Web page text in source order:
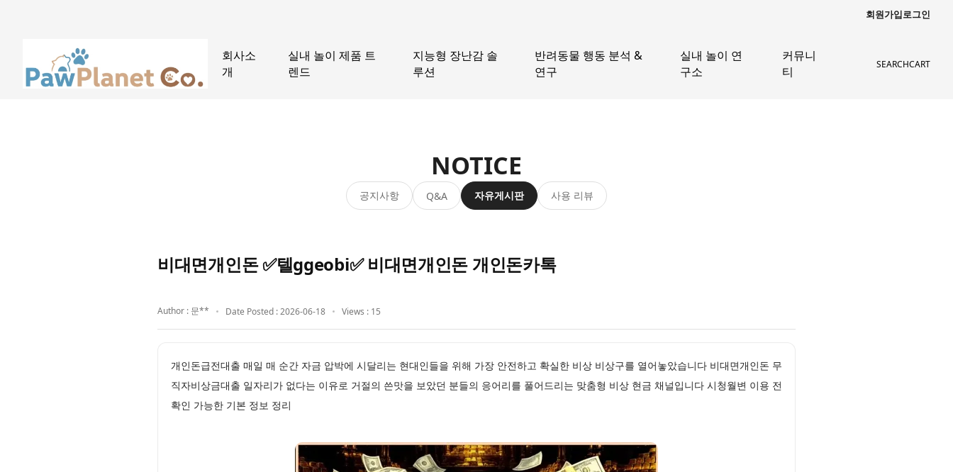
회원가입로그인
회사소
개
실내 놀이 제품 트
렌드
지능형 장난감 솔
루션
반려동물 행동 분석 &
연구
실내 놀이 연
구소
커뮤니
티
SEARCHCART
NOTICE
공지사항 Q&A 자유게시판 사용 리뷰
비대면개인돈 ✅텔ggeobi✅ 비대면개인돈 개인돈카톡
Author : 문** Date Posted : 2026-06-18 Views : 15
개인돈급전대출 매일 매 순간 자금 압박에 시달리는 현대인들을 위해 가장 안전하고 확실한 비상 비상구를 열어놓았습니다 비대면개인돈 무
직자비상금대출 일자리가 없다는 이유로 거절의 쓴맛을 보았던 분들의 응어리를 풀어드리는 맞춤형 비상 현금 채널입니다 시청월변 이용 전
확인 가능한 기본 정보 정리